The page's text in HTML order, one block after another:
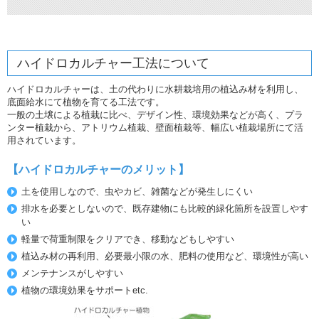
ハイドロカルチャー工法について
ハイドロカルチャーは、土の代わりに水耕栽培用の植込み材を利用し、
底面給水にて植物を育てる工法です。
一般の土壌による植栽に比べ、デザイン性、環境効果などが高く、プラ
ンター植栽から、アトリウム植栽、壁面植栽等、幅広い植栽場所にて活
用されています。
【ハイドロカルチャーのメリット】
土を使用しなので、虫やカビ、雑菌などが発生しにくい
排水を必要としないので、既存建物にも比較的緑化箇所を設置しやす
い
軽量で荷重制限をクリアでき、移動などもしやすい
植込み材の再利用、必要最小限の水、肥料の使用など、環境性が高い
メンテナンスがしやすい
植物の環境効果をサポートetc.